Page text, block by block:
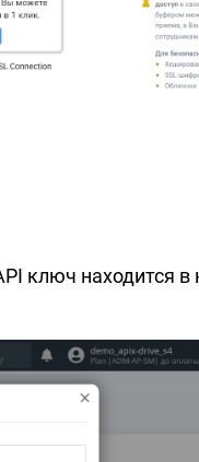
ключ находится в